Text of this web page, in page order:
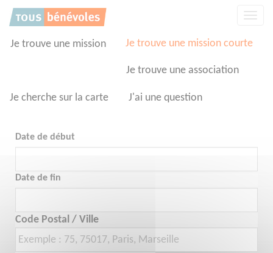
Je trouve une mission Je trouve une mission courte
Je trouve une association
Je cherche sur la carte J'ai une question
Date de début
Date de fin
Code Postal / Ville
Panneau de gestion des cookies